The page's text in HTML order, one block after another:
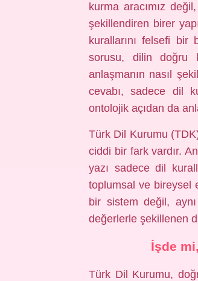
kurma aracımız
şekillendiren birer
kurallarını felsefi bir
sorusu, dilin doğru
anlaşmanın nasıl
cevabı, sadece dil
ontolojik açıdan da
Türk Dil Kurumu
ciddi bir fark vardır.
yazı sadece dil
toplumsal ve bireysel
bir sistem değil,
değerlerle şekillenen
İşde
Türk Dil Kurumu,